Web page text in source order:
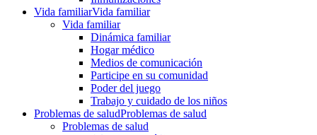
Vida familiarVida familiar
Vida familiar
Dinámica familiar
Hogar médico
Medios de comunicación
Participe en su comunidad
Poder del juego
Trabajo y cuidado de los niños
Problemas de saludProblemas de salud
Problemas de salud